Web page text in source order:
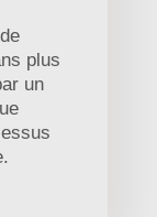
plus
un